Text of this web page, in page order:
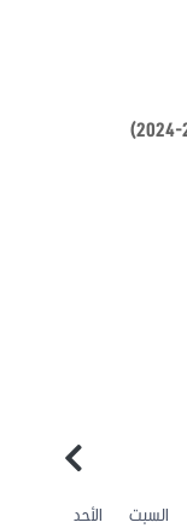
السبت الأحد